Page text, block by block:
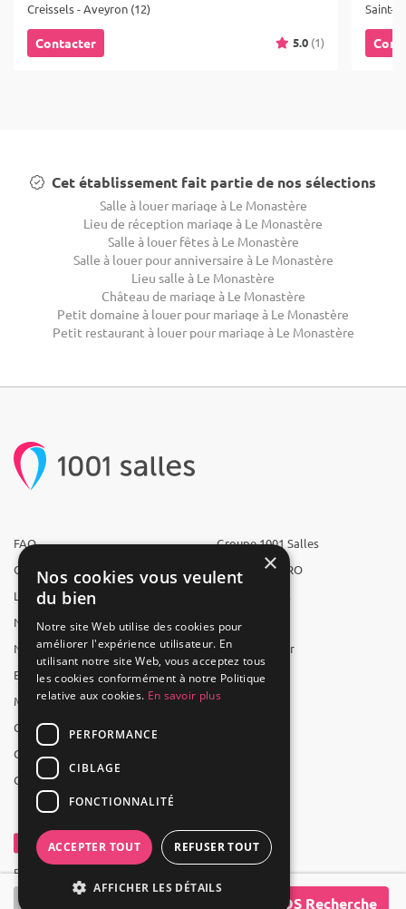
SOS Recherche
Creissels - Aveyron (12)
Contacter 5.0 (1)
Saint-
Cet établissement fait partie de nos sélections
Salle à louer mariage à Le Monastère
Lieu de réception mariage à Le Monastère
Salle à louer fêtes à Le Monastère
Salle à louer pour anniversaire à Le Monastère
Lieu salle à Le Monastère
Château de mariage à Le Monastère
Petit domaine à louer pour mariage à Le Monastère
Petit restaurant à louer pour mariage à Le Monastère
FAQ
Qui sommes-nous ?
L'équipe
Nous recrutons
Nos partenaires
Espace presse
Mentions légales
CGV
CGU
Contact
Groupe 1001 Salles
1001 Salles PRO
1001 Traiteurs
1001 Artistes
Reserverunbar
MP2
Powered by Groupe 1001Salles
×
Nos cookies vous veulent
du bien
Notre site Web utilise des cookies pour
améliorer l'expérience utilisateur. En
utilisant notre site Web, vous acceptez tous
les cookies conformément à notre Politique
relative aux cookies. En savoir plus
PERFORMANCE
CIBLAGE
FONCTIONNALITÉ
ACCEPTER TOUT REFUSER TOUT
AFFICHER LES DÉTAILS